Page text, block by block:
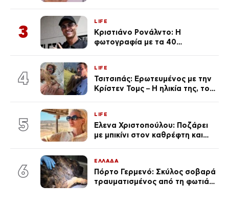
3
LIFE
Κριστιάνο Ρονάλντο: Η
φωτογραφία με τα 40
εκ. likes
4
LIFE
Τσιτσιπάς: Ερωτευμένος με την
Κρίστεν Τομς – Η ηλικία της, το
5
LIFE
Έλενα Χριστοπούλου: Ποζάρει
με μπικίνι στον καθρέφτη και
καθεμία…» (Βίντεο)
6
ΕΛΛΑΔΑ
Πόρτο Γερμενό: Σκύλος σοβαρά
τραυματισμένος από τη φωτιά